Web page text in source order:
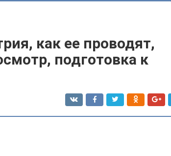
как ее проводят,
подготовка к